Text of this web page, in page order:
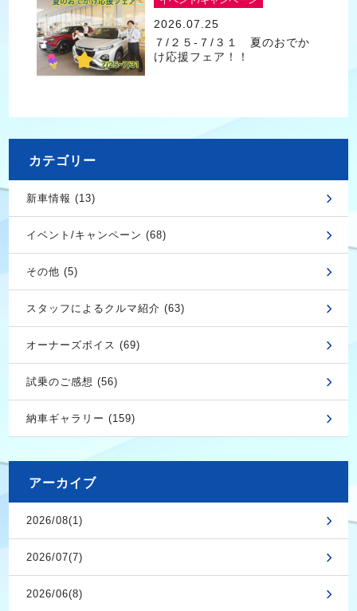
2026.07.25
７/２５-７/３１ 夏のおでか
け応援フェア！！
カテゴリー
新車情報 (13)
イベント/キャンペーン (68)
その他 (5)
スタッフによるクルマ紹介 (63)
オーナーズボイス (69)
試乗のご感想 (56)
納車ギャラリー (159)
アーカイブ
2026/08(1)
2026/07(7)
2026/06(8)